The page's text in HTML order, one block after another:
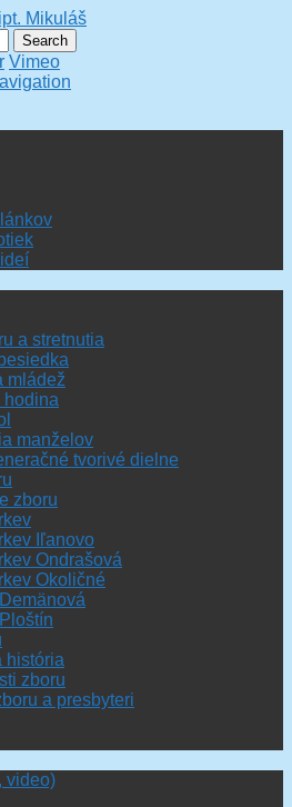
Vimeo
a stretnutia
mládež
hodina
manželov
tvorivé dielne
zboru
Iľanovo
Ondrašová
Okoličné
história
zboru
a presbyteri
video)